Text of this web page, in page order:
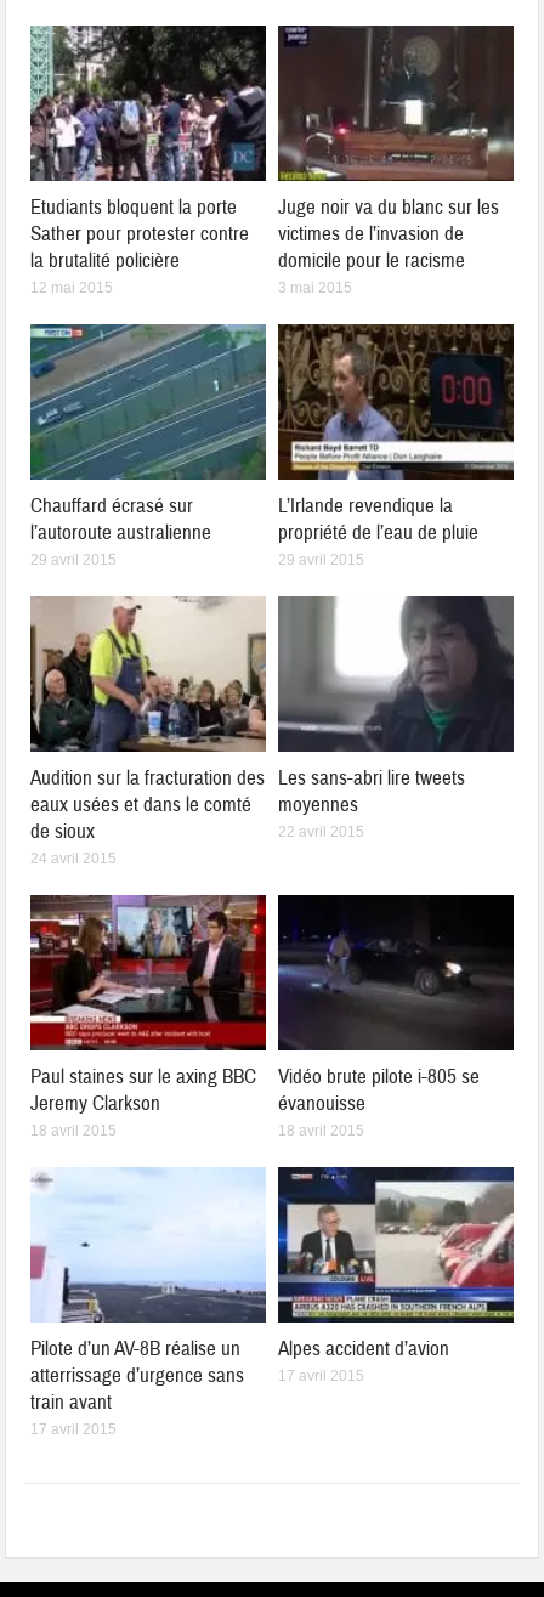
Etudiants bloquent la porte
Sather pour protester contre
la brutalité policière
12 mai 2015
Juge noir va du blanc sur les
victimes de l’invasion de
domicile pour le racisme
3 mai 2015
Chauffard écrasé sur
l’autoroute australienne
29 avril 2015
L’Irlande revendique la
propriété de l’eau de pluie
29 avril 2015
Audition sur la fracturation des
eaux usées et dans le comté
de sioux
24 avril 2015
Les sans-abri lire tweets
moyennes
22 avril 2015
Paul staines sur le axing BBC
Jeremy Clarkson
18 avril 2015
Vidéo brute pilote i-805 se
évanouisse
18 avril 2015
Pilote d’un AV-8B réalise un
atterrissage d’urgence sans
train avant
17 avril 2015
Alpes accident d’avion
17 avril 2015